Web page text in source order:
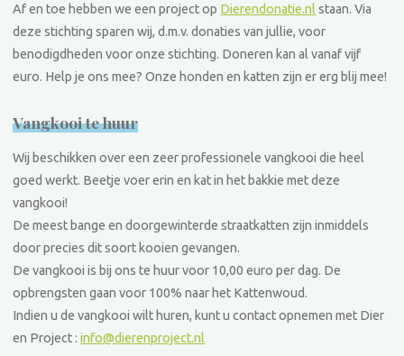
Af en toe hebben we een project op Dierendonatie.nl staan. Via
deze stichting sparen wij, d.m.v. donaties van jullie, voor
benodigdheden voor onze stichting. Doneren kan al vanaf vijf
euro. Help je ons mee? Onze honden en katten zijn er erg blij mee!
Vangkooi te huur
Wij beschikken over een zeer professionele vangkooi die heel
goed werkt. Beetje voer erin en kat in het bakkie met deze
vangkooi!
De meest bange en doorgewinterde straatkatten zijn inmiddels
door precies dit soort kooien gevangen.
De vangkooi is bij ons te huur voor 10,00 euro per dag. De
opbrengsten gaan voor 100% naar het Kattenwoud.
Indien u de vangkooi wilt huren, kunt u contact opnemen met Dier
en Project :info@dierenproject.nl